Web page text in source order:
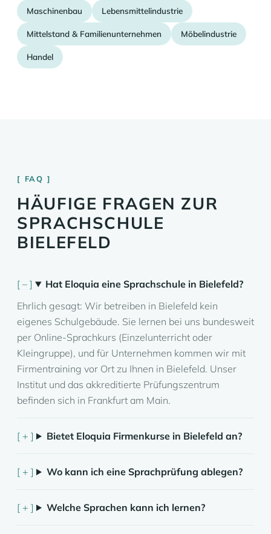
Maschinenbau Lebensmittelindustrie
Mittelstand & Familienunternehmen Möbelindustrie
Handel
FAQ
HÄUFIGE FRAGEN ZUR
SPRACHSCHULE
BIELEFELD
Hat Eloquia eine Sprachschule in Bielefeld?
Ehrlich gesagt: Wir betreiben in Bielefeld kein
eigenes Schulgebäude. Sie lernen bei uns bundesweit
per Online-Sprachkurs (Einzelunterricht oder
Kleingruppe), und für Unternehmen kommen wir mit
Firmentraining vor Ort zu Ihnen in Bielefeld. Unser
Institut und das akkreditierte Prüfungszentrum
befinden sich in Frankfurt am Main.
Bietet Eloquia Firmenkurse in Bielefeld an?
Wo kann ich eine Sprachprüfung ablegen?
Welche Sprachen kann ich lernen?